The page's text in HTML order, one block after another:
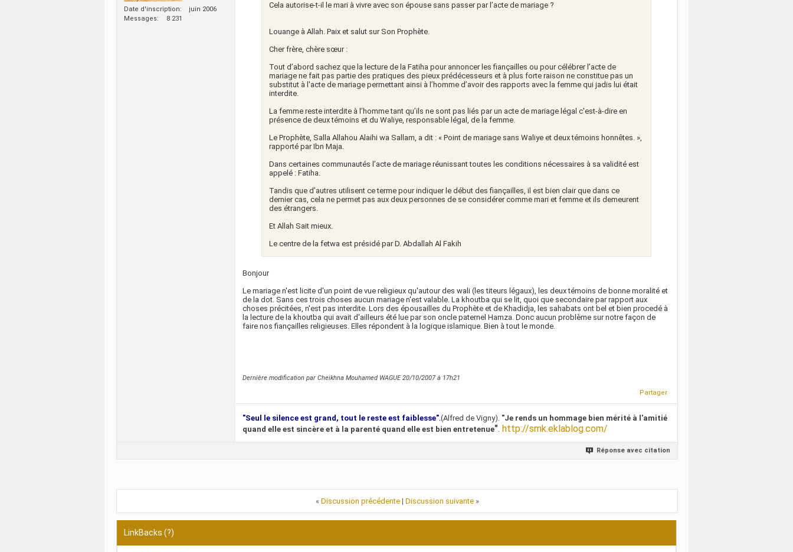
Date d'inscription
juin 2006
Messages
8 231
Cela autorise-t-il le mari à vivre avec son épouse sans passer par l’acte de mariage ?
Louange à Allah. Paix et salut sur Son Prophète.
Cher frère, chère sœur :
Tout d’abord sachez que la lecture de la Fatiha pour annoncer les fiançailles ou pour célébrer l’acte de
mariage ne fait pas partie des pratiques des pieux prédécesseurs et à plus forte raison ne constitue pas un
substitut à l'acte de mariage permettant ainsi à l’homme d’avoir des rapports avec la femme qui jadis lui était
interdite.
La femme reste interdite à l’homme tant qu’ils ne sont pas liés par un acte de mariage légal c'est-à-dire en
présence de deux témoins et du Waliye, responsable légal, de la femme.
Le Prophète, Salla Allahou Alaihi wa Sallam, a dit : « Point de mariage sans Waliye et deux témoins honnêtes. »,
rapporté par Ibn Maja.
Dans certaines communautés l’acte de mariage réunissant toutes les conditions nécessaires à sa validité est
appelé : Fatiha.
Tandis que d’autres utilisent ce terme pour indiquer le début des fiançailles, il est bien clair que dans ce
dernier cas, cela ne permet pas aux deux personnes de se considérer comme mari et femme et ils demeurent
des étrangers.
Et Allah Sait mieux.
Le centre de la fetwa est présidé par D. Abdallah Al Fakih
Bonjour
Le mariage n'est licite d'un point de vue religieux qu'autour des wali (les titeurs légaux), les deux témoins de bonne moralité et
de la dot. Sans ces trois choses aucun mariage n'est valable. La khoutba qui se lit, quoi que secondaire par rapport aux
choses précitées, n'est pas interdite. Lors des épousailles du Prophète et de Khadidja, les sahabats ont bel et bien procedé à
la lecture de la khoutba qui avait d'ailleurs été lue par son oncle paternel Hamza. Donc aucun problème sur notre façon de
faire nos fiançailles religieuses. Elles répondent à la logique islamique. Bien à tout le monde.
Dernière modification par Cheikhna Mouhamed WAGUE 20/10/2007 à 17h21
Partager
"Seul le silence est grand, tout le reste est faiblesse".(Alfred de Vigny). "Je rends un hommage bien mérité à l'amitié
quand elle est sincère et à la parenté quand elle est bien entretenue". http://smk.eklablog.com/
Réponse avec citation
« Discussion précédente| Discussion suivante »
LinkBacks (?)